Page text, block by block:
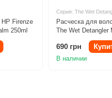
Firenze
250ml
Серия: The Wet
Расческа для
The Wet Detangler
690 грн
В наличии